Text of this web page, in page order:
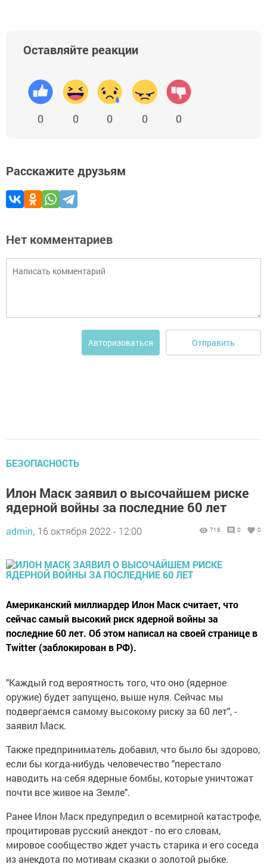
Оставляйте реакции
0 0 0 0 0
Расскажите друзьям
Нет комментариев
Авторизоваться Отправить
БЕЗОПАСНОСТЬ
Илон Маск заявил о высочайшем риске
ядерной войны за последние 60 лет
admin, 16 октября 2022 - 12:00 716 0 0
Американский миллиардер Илон Маск считает, что
сейчас самый высокий риск ядерной войны за
последние 60 лет. Об этом написал на своей странице в
Twitter (заблокирован в РФ).
"Каждый год вероятность того, что оно (ядерное
оружие) будет запущено, выше нуля. Сейчас мы
подвергаемся самому высокому риску за 60 лет", -
заявил Маск.
Также предприниматель добавил, что было бы здорово,
если бы когда-нибудь человечество "перестало
наводить на себя ядерные бомбы, которые уничтожат
почти все живое на Земле".
Ранее Илон Маск предупредил о всемирной катастрофе,
процитировав русский анекдот - по его словам,
мировое сообщество ждет участь старика и его соседа
из анекдота по мотивам сказки о золотой рыбке.